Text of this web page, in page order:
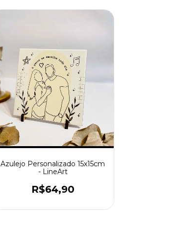
Azulejo Personalizado 15x15cm
- LineArt
R$64,90